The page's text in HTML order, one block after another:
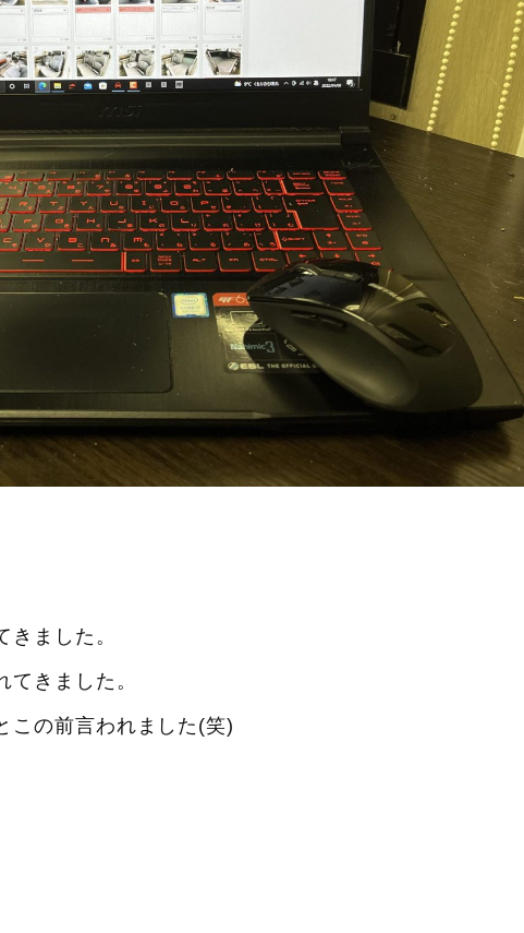
ました。
きました。
この前言われました(笑)